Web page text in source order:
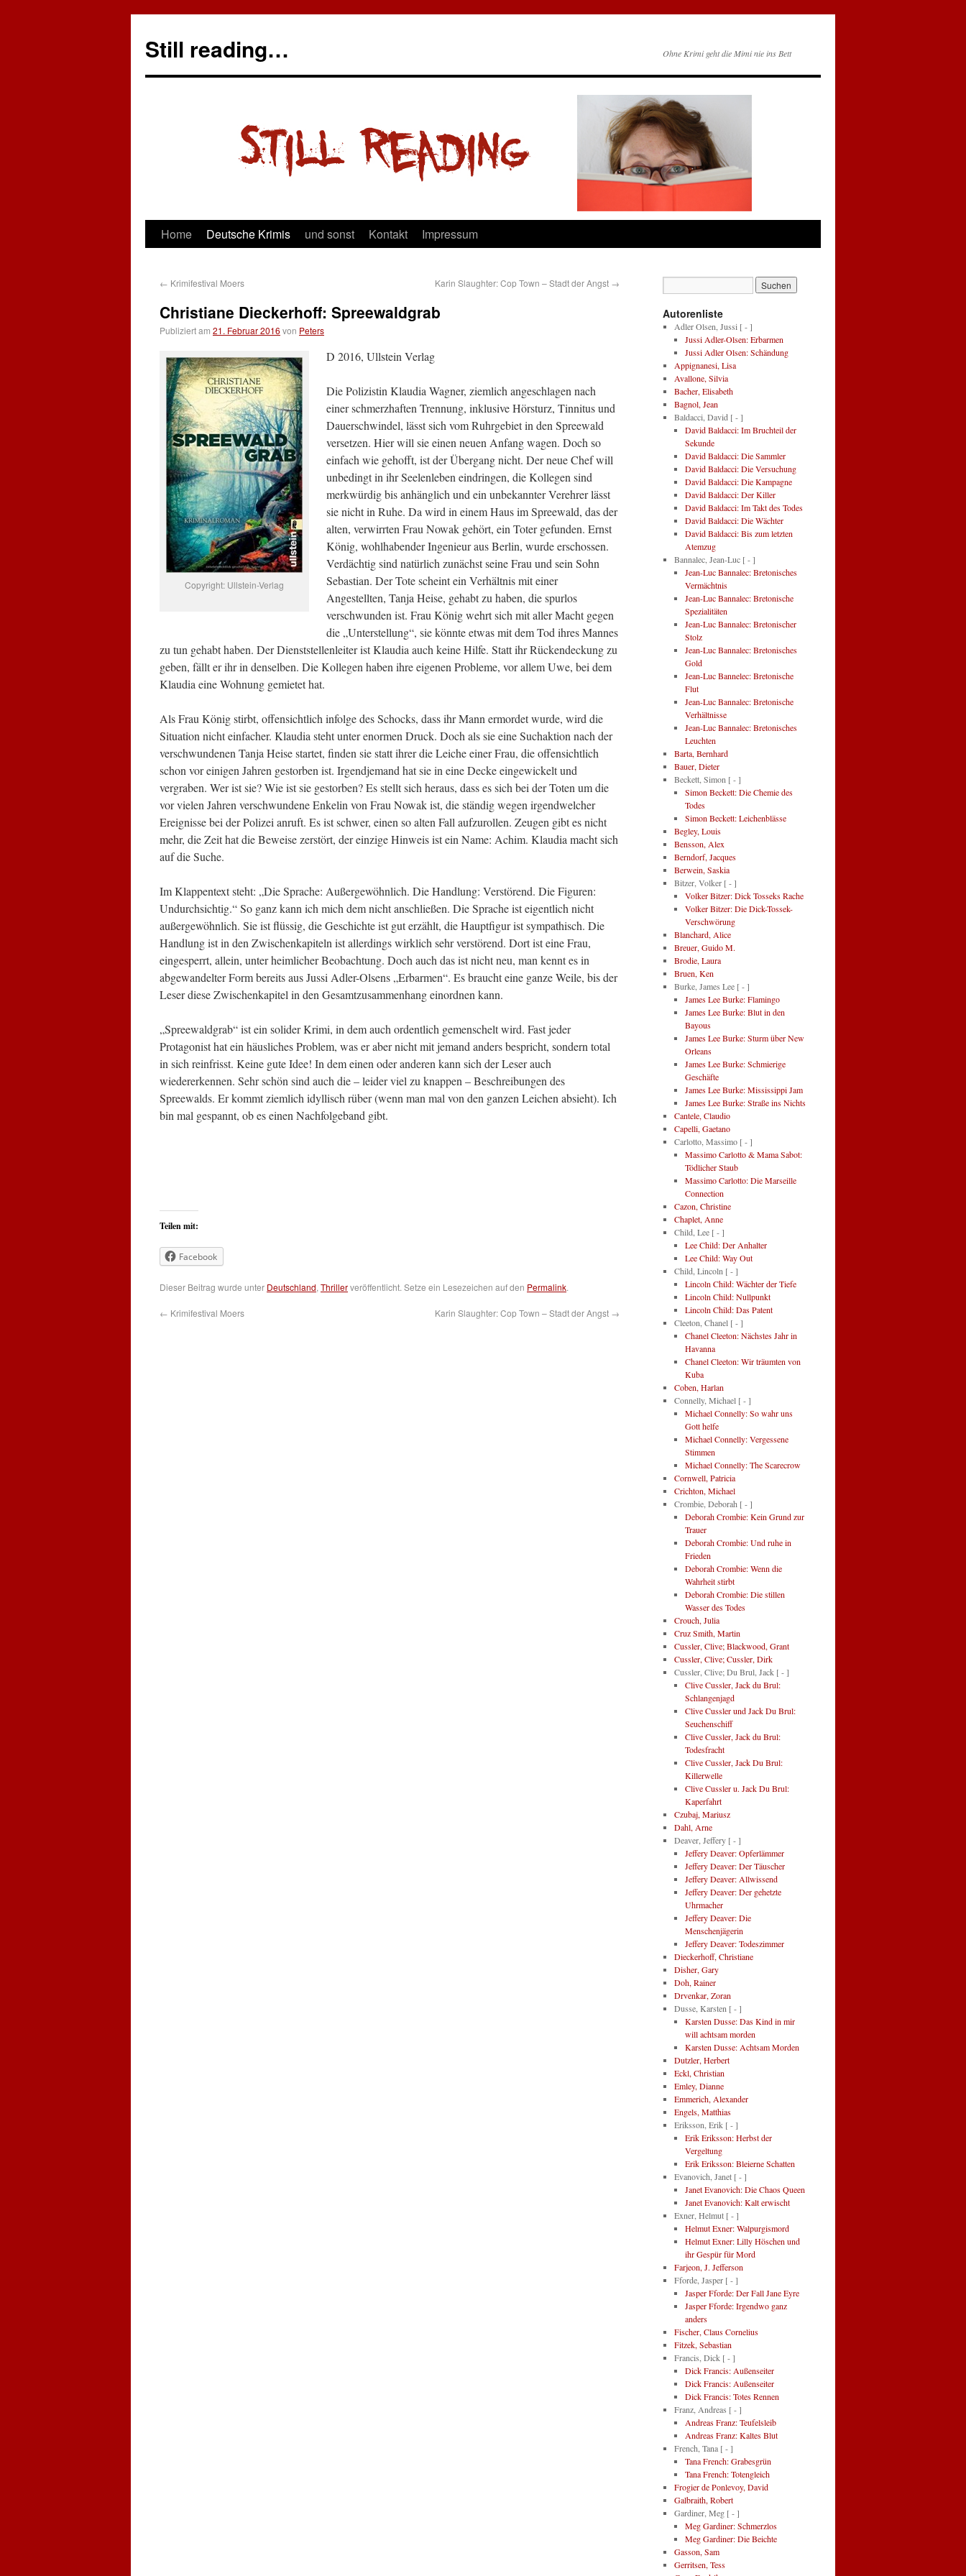
Still reading… Ohne Krimi geht die Mimi nie ins Bett
Home Deutsche Krimis und sonst Kontakt Impressum
← Krimifestival Moers Karin Slaughter: Cop Town – Stadt der Angst →
Christiane Dieckerhoff: Spreewaldgrab
Publiziert am 21. Februar 2016 von Peters
Copyright: Ullstein-Verlag
D 2016, Ullstein Verlag
Die Polizistin Klaudia Wagner, ziemlich angeschlagen nach
einer schmerzhaften Trennung, inklusive Hörsturz, Tinnitus und
Dauerschwindel, lässt sich vom Ruhrgebiet in den Spreewald
versetzen. Hier will sie einen neuen Anfang wagen. Doch so
einfach wie gehofft, ist der Übergang nicht. Der neue Chef will
unbedingt in ihr Seelenleben eindringen, die Kollegen sind
merkwürdig bis anhänglich und ein unbekannter Verehrer lässt
sie nicht in Ruhe. Da wird in einem Haus im Spreewald, das der
alten, verwirrten Frau Nowak gehört, ein Toter gefunden. Ernst
König, wohlhabender Ingenieur aus Berlin, wurde erschossen.
Verdächtig sind natürlich zunächst seine Frau und sein Sohn
Sebastian. Der Tote scheint ein Verhältnis mit einer
Angestellten, Tanja Heise, gehabt zu haben, die spurlos
verschwunden ist. Frau König wehrt sich mit aller Macht gegen
die „Unterstellung“, sie könnte etwas mit dem Tod ihres Mannes
zu tun gehabt haben. Der Dienststellenleiter ist Klaudia auch keine Hilfe. Statt ihr Rückendeckung zu
geben, fällt er ihr in denselben. Die Kollegen haben ihre eigenen Probleme, vor allem Uwe, bei dem
Klaudia eine Wohnung gemietet hat.
Als Frau König stirbt, offensichtlich infolge des Schocks, dass ihr Mann ermordet wurde, wird die
Situation nicht einfacher. Klaudia steht unter enormen Druck. Doch als sie eine Suchaktion nach der
verschwundenen Tanja Heise startet, finden sie statt ihrer die Leiche einer Frau, die offensichtlich
schon vor einigen Jahren gestorben ist. Irgendjemand hat sie in eine Decke eingewickelt und
vergraben. Wer ist sie? Wie ist sie gestorben? Es stellt sich heraus, dass es sich bei der Toten um die
vor vielen Jahren verschwundene Enkelin von Frau Nowak ist, die ständig wegen irgendwelcher
Ereignisse bei der Polizei anruft. Es ist schwer, einen so alten Fall aufzurollen. Zeugen gibt es nicht
mehr, die Zeit hat die Beweise zerstört, der einzige Hinweis ist ein Name: Achim. Klaudia macht sich
auf die Suche.
Im Klappentext steht: „Die Sprache: Außergewöhnlich. Die Handlung: Verstörend. Die Figuren:
Undurchsichtig.“ So ganz kann ich mich dem nicht anschließen. Die Sprache ist eigentlich nicht
außergewöhnlich. Sie ist flüssig, die Geschichte ist gut erzählt, die Hauptfigur ist sympathisch. Die
Handlung ist in den Zwischenkapiteln ist allerdings wirklich sehr verstörend. Dort ist eine Frau,
eingesperrt, allein, unter heimlicher Beobachtung. Doch auch das ist nicht neu, man kennt es in
abgewandelter Form bereits aus Jussi Adler-Olsens „Erbarmen“. Es braucht eine ganze Weile, bis der
Leser diese Zwischenkapitel in den Gesamtzusammenhang einordnen kann.
„Spreewaldgrab“ ist ein solider Krimi, in dem auch ordentlich gemenschelt wird. Fast jeder
Protagonist hat ein häusliches Problem, was er aber nicht mit jemand anders bespricht, sondern total
in sich reinfrisst. Keine gute Idee! In dem einen oder anderen kann sich der Leser auch
wiedererkennen. Sehr schön sind auch die – leider viel zu knappen – Beschreibungen des
Spreewalds. Er kommt ziemlich idyllisch rüber (wenn man mal von den ganzen Leichen absieht). Ich
bin mal gespannt, ob es einen Nachfolgeband gibt.
Teilen mit:
Facebook
Dieser Beitrag wurde unter Deutschland, Thrillerveröffentlicht. Setze ein Lesezeichen auf den Permalink.
← Krimifestival Moers Karin Slaughter: Cop Town – Stadt der Angst →
Autorenliste
Adler Olsen, Jussi [ - ]
Jussi Adler-Olsen: Erbarmen
Jussi Adler Olsen: Schändung
Appignanesi, Lisa
Avallone, Silvia
Bacher, Elisabeth
Bagnol, Jean
Baldacci, David [ - ]
David Baldacci: Im Bruchteil der
Sekunde
David Baldacci: Die Sammler
David Baldacci: Die Versuchung
David Baldacci: Die Kampagne
David Baldacci: Der Killer
David Baldacci: Im Takt des Todes
David Baldacci: Die Wächter
David Baldacci: Bis zum letzten
Atemzug
Bannalec, Jean-Luc [ - ]
Jean-Luc Bannalec: Bretonisches
Vermächtnis
Jean-Luc Bannalec: Bretonische
Spezialitäten
Jean-Luc Bannalec: Bretonischer
Stolz
Jean-Luc Bannalec: Bretonisches
Gold
Jean-Luc Bannelec: Bretonische
Flut
Jean-Luc Bannalec: Bretonische
Verhältnisse
Jean-Luc Bannalec: Bretonisches
Leuchten
Barta, Bernhard
Bauer, Dieter
Beckett, Simon [ - ]
Simon Beckett: Die Chemie des
Todes
Simon Beckett: Leichenblässe
Begley, Louis
Bensson, Alex
Berndorf, Jacques
Berwein, Saskia
Bitzer, Volker [ - ]
Volker Bitzer: Dick Tosseks Rache
Volker Bitzer: Die Dick-Tossek-
Verschwörung
Blanchard, Alice
Breuer, Guido M.
Brodie, Laura
Bruen, Ken
Burke, James Lee [ - ]
James Lee Burke: Flamingo
James Lee Burke: Blut in den
Bayous
James Lee Burke: Sturm über New
Orleans
James Lee Burke: Schmierige
Geschäfte
James Lee Burke: Mississippi Jam
James Lee Burke: Straße ins Nichts
Cantele, Claudio
Capelli, Gaetano
Carlotto, Massimo [ - ]
Massimo Carlotto & Mama Sabot:
Tödlicher Staub
Massimo Carlotto: Die Marseille
Connection
Cazon, Christine
Chaplet, Anne
Child, Lee [ - ]
Lee Child: Der Anhalter
Lee Child: Way Out
Child, Lincoln [ - ]
Lincoln Child: Wächter der Tiefe
Lincoln Child: Nullpunkt
Lincoln Child: Das Patent
Cleeton, Chanel [ - ]
Chanel Cleeton: Nächstes Jahr in
Havanna
Chanel Cleeton: Wir träumten von
Kuba
Coben, Harlan
Connelly, Michael [ - ]
Michael Connelly: So wahr uns
Gott helfe
Michael Connelly: Vergessene
Stimmen
Michael Connelly: The Scarecrow
Cornwell, Patricia
Crichton, Michael
Crombie, Deborah [ - ]
Deborah Crombie: Kein Grund zur
Trauer
Deborah Crombie: Und ruhe in
Frieden
Deborah Crombie: Wenn die
Wahrheit stirbt
Deborah Crombie: Die stillen
Wasser des Todes
Crouch, Julia
Cruz Smith, Martin
Cussler, Clive; Blackwood, Grant
Cussler, Clive; Cussler, Dirk
Cussler, Clive; Du Brul, Jack [ - ]
Clive Cussler, Jack du Brul:
Schlangenjagd
Clive Cussler und Jack Du Brul:
Seuchenschiff
Clive Cussler, Jack du Brul:
Todesfracht
Clive Cussler, Jack Du Brul:
Killerwelle
Clive Cussler u. Jack Du Brul:
Kaperfahrt
Czubaj, Mariusz
Dahl, Arne
Deaver, Jeffery [ - ]
Jeffery Deaver: Opferlämmer
Jeffery Deaver: Der Täuscher
Jeffery Deaver: Allwissend
Jeffery Deaver: Der gehetzte
Uhrmacher
Jeffery Deaver: Die
Menschenjägerin
Jeffery Deaver: Todeszimmer
Dieckerhoff, Christiane
Disher, Gary
Doh, Rainer
Drvenkar, Zoran
Dusse, Karsten [ - ]
Karsten Dusse: Das Kind in mir
will achtsam morden
Karsten Dusse: Achtsam Morden
Dutzler, Herbert
Eckl, Christian
Emley, Dianne
Emmerich, Alexander
Engels, Matthias
Eriksson, Erik [ - ]
Erik Eriksson: Herbst der
Vergeltung
Erik Eriksson: Bleierne Schatten
Evanovich, Janet [ - ]
Janet Evanovich: Die Chaos Queen
Janet Evanovich: Kalt erwischt
Exner, Helmut [ - ]
Helmut Exner: Walpurgismord
Helmut Exner: Lilly Höschen und
ihr Gespür für Mord
Farjeon, J. Jefferson
Fforde, Jasper [ - ]
Jasper Fforde: Der Fall Jane Eyre
Jasper Fforde: Irgendwo ganz
anders
Fischer, Claus Cornelius
Fitzek, Sebastian
Francis, Dick [ - ]
Dick Francis: Außenseiter
Dick Francis: Außenseiter
Dick Francis: Totes Rennen
Franz, Andreas [ - ]
Andreas Franz: Teufelsleib
Andreas Franz: Kaltes Blut
French, Tana [ - ]
Tana French: Grabesgrün
Tana French: Totengleich
Frogier de Ponlevoy, David
Galbraith, Robert
Gardiner, Meg [ - ]
Meg Gardiner: Schmerzlos
Meg Gardiner: Die Beichte
Gasson, Sam
Gerritsen, Tess